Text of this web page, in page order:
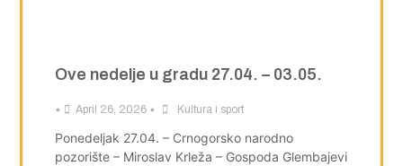
Ove nedelje u gradu 27.04. – 03.05.
• April 26, 2026 • Kultura i sport
Ponedeljak 27.04. – Crnogorsko narodno
pozorište – Miroslav Krleža – Gospoda Glembajevi